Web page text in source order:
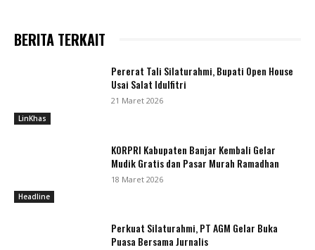
BERITA TERKAIT
LinKhas
Pererat Tali Silaturahmi, Bupati Open House
Usai Salat Idulfitri
21 Maret 2026
Headline
KORPRI Kabupaten Banjar Kembali Gelar
Mudik Gratis dan Pasar Murah Ramadhan
18 Maret 2026
Perkuat Silaturahmi, PT AGM Gelar Buka
Puasa Bersama Jurnalis